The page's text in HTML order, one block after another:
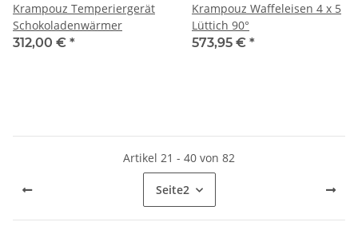
Krampouz Temperiergerät
Schokoladenwärmer
312,00 € *
Krampouz Waffeleisen 4 x 5
Lüttich 90°
573,95 € *
Artikel 21 - 40 von 82
Seite2